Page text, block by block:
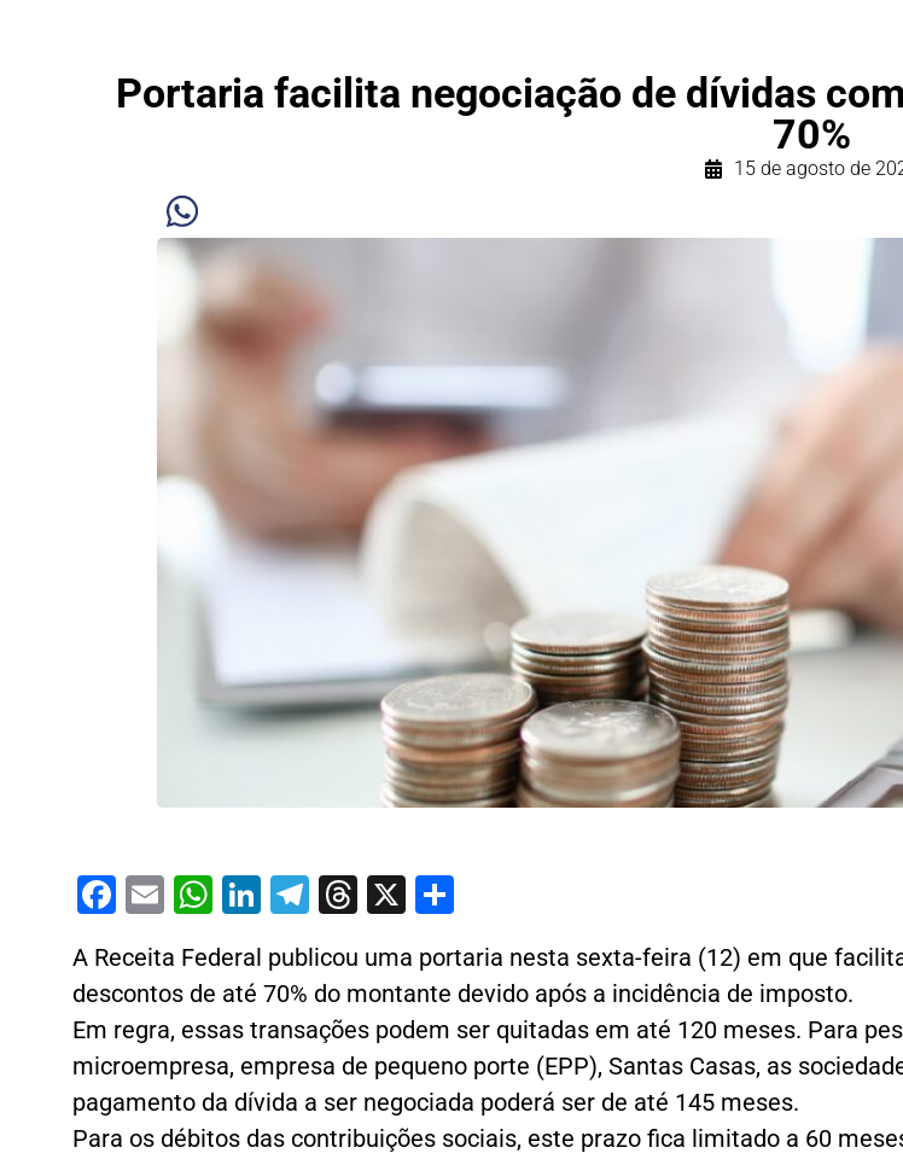
Portaria facilita negociação de dívidas
70%
15 de agosto de
Facebook
EmailWhatsApp
LinkedIn
Telegram
Threads
X
A Receita Federal publicou uma portaria nesta sexta-feira (12) em que
descontos de até 70% do montante devido após a incidência de imposto.
Em regra, essas transações podem ser quitadas em até 120 meses. Para
microempresa, empresa de pequeno porte (EPP), Santas Casas, as
pagamento da dívida a ser negociada poderá ser de até 145 meses.
Para os débitos das contribuições sociais, este prazo fica limitado a 60